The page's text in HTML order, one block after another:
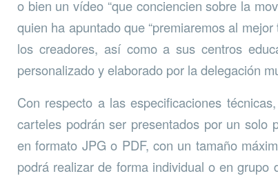
o bien un vídeo “que conciencien sobre la
quien ha apuntado que “premiaremos al
los creadores, así como a sus centros
personalizado y elaborado por la delegación
Con respecto a las especificaciones
carteles podrán ser presentados por un solo
en formato JPG o PDF, con un tamaño
podrá realizar de forma individual o en